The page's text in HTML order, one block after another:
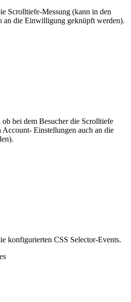
Scrolltiefe-Messung (kann in den
an die Einwilligung geknüpft werden).
bei dem Besucher die Scrolltiefe
Account- Einstellungen auch an die
konfigurierten CSS Selector-Events.